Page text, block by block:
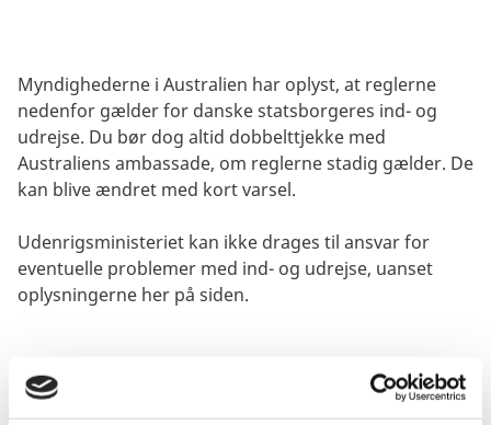
Myndighederne i Australien har oplyst, at reglerne
nedenfor gælder for danske statsborgeres ind- og
udrejse. Du bør dog altid dobbelttjekke med
Australiens ambassade, om reglerne stadig gælder. De
kan blive ændret med kort varsel.
Udenrigsministeriet kan ikke drages til ansvar for
eventuelle problemer med ind- og udrejse, uanset
oplysningerne her på siden.
Visum